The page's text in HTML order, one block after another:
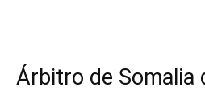
Árbitro de Somalia